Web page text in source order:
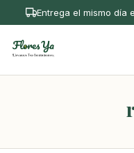
Entrega el mismo día